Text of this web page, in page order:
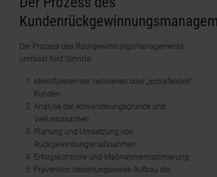
Der Prozess des Rückgewinnungsmanagements
umfasst fünf Schritte:
Identifizieren der verlorenen oder „schlafenden“
Kunden
Analyse der Abwanderungsgründe und
Verlustursachen
Planung und Umsetzung von
Rückgewinnungsmaßnahmen
Erfolgskontrolle und Maßnahmenoptimierung
Prävention beziehungsweise Aufbau der